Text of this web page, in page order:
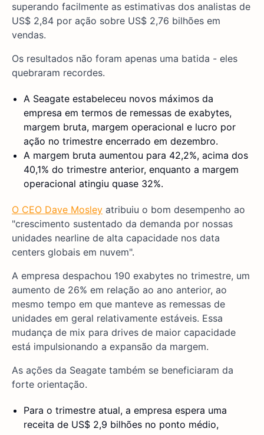
superando facilmente as estimativas dos analistas de
US$ 2,84 por ação sobre US$ 2,76 bilhões em
vendas.
Os resultados não foram apenas uma batida - eles
quebraram recordes.
A Seagate estabeleceu novos máximos da
empresa em termos de remessas de exabytes,
margem bruta, margem operacional e lucro por
ação no trimestre encerrado em dezembro.
A margem bruta aumentou para 42,2%, acima dos
40,1% do trimestre anterior, enquanto a margem
operacional atingiu quase 32%.
O CEO Dave Mosley atribuiu o bom desempenho ao
"crescimento sustentado da demanda por nossas
unidades nearline de alta capacidade nos data
centers globais em nuvem".
A empresa despachou 190 exabytes no trimestre, um
aumento de 26% em relação ao ano anterior, ao
mesmo tempo em que manteve as remessas de
unidades em geral relativamente estáveis. Essa
mudança de mix para drives de maior capacidade
está impulsionando a expansão da margem.
As ações da Seagate também se beneficiaram da
forte orientação.
Para o trimestre atual, a empresa espera uma
receita de US$ 2,9 bilhões no ponto médio,